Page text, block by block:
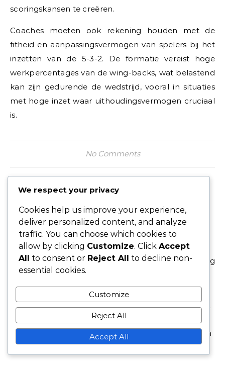
scoringskansen te creëren.
Coaches moeten ook rekening houden met de
fitheid en aanpassingsvermogen van spelers bij het
inzetten van de 5-3-2. De formatie vereist hoge
werkpercentages van de wing-backs, wat belastend
kan zijn gedurende de wedstrijd, vooral in situaties
met hoge inzet waar uithoudingsvermogen cruciaal
is.
No Comments
LUCAS HARTMAN
Lucas Hartman is een gepassioneerde voetbalstrateeg
en coach met meer dan tien jaar ervaring in
jeugdontwikkeling. Hij is gespecialiseerd in de 3-5-2
formatie, omdat hij gelooft dat deze een perfecte
balans biedt tussen verdediging en aanval. Wanneer
hij niet op het veld staat, geniet Lucas ervan om
wedstrijdbeelden te analyseren en inzichten te delen
met medeliefhebbers.
We respect your privacy
Cookies help us improve your experience,
deliver personalized content, and analyze
traffic. You can choose which cookies to
allow by clicking Customize. Click Accept
All to consent or Reject All to decline non-
essential cookies.
Customize
Reject All
Accept All